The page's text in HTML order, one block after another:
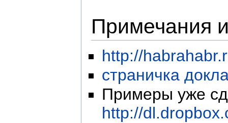
Примечания
http://
страничка
Примеры уже
http://